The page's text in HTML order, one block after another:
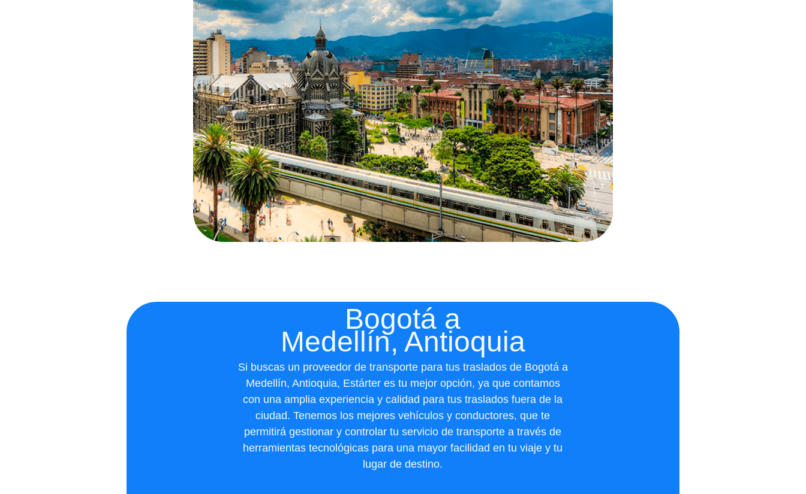
Bogotá a
Medellín, Antioquia
Si buscas un proveedor de transporte para tus traslados de Bogotá a
Medellín, Antioquia, Estárter es tu mejor opción, ya que contamos
con una amplia experiencia y calidad para tus traslados fuera de la
ciudad. Tenemos los mejores vehículos y conductores, que te
permitirá gestionar y controlar tu servicio de transporte a través de
herramientas tecnológicas para una mayor facilidad en tu viaje y tu
lugar de destino.